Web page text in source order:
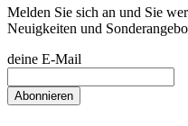
Melden Sie sich an und Sie
Neuigkeiten und
deine E-Mail